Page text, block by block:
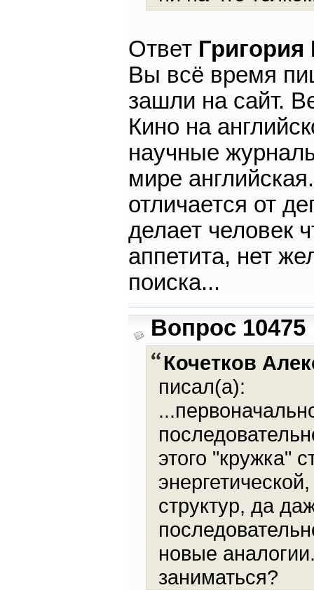
Ответ
Вы всё время
зашли на сайт.
Кино на
научные
мире
отличается от
делает человек
аппетита, нет
поиска...
Вопрос 10475
Кочетков
писал(а):
этого "кружка"
структур, да
новые
заниматься?